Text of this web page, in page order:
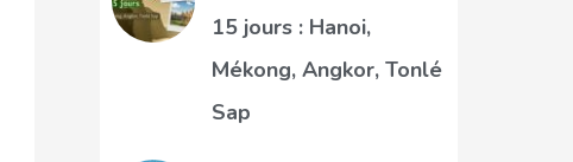
15 jours : Hanoi,
Mékong, Angkor, Tonlé
Sap